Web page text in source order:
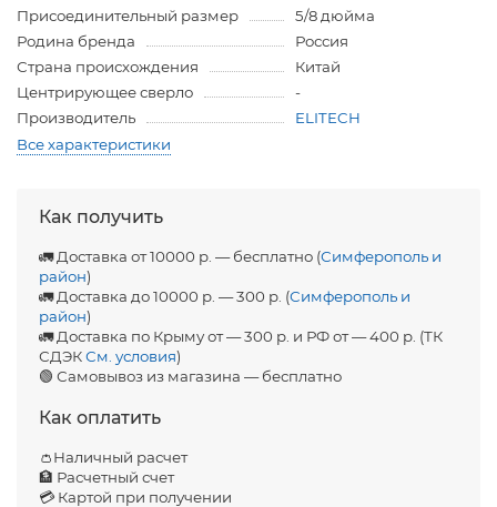
Присоединительный размер
5/8 дюйма
Родина бренда
Россия
Страна происхождения
Китай
Центрирующее сверло
-
Производитель
ELITECH
Все характеристики
Как получить
🚛 Доставка от 10000 р. — бесплатно (Симферополь и
район)
🚛 Доставка до 10000 р. — 300 р. (Симферополь и
район)
🚛 Доставка по Крыму от — 300 р. и РФ от — 400 р. (ТК
СДЭКСм. условия)
🟢 Самовывоз из магазина — бесплатно
Как оплатить
👛Наличный расчет
🏦 Расчетный счет
💳 Картой при получении